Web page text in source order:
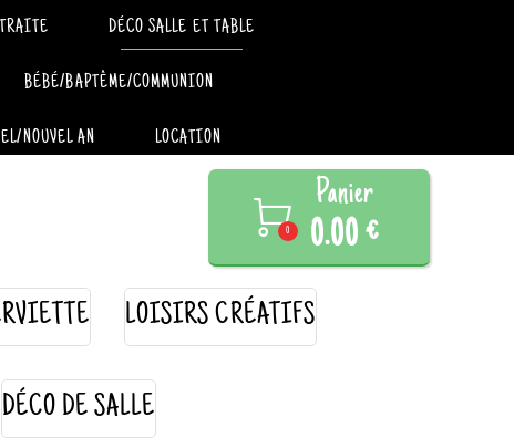
DÉCO SALLE ET TABLE
BÉBÉ/BAPTÊME/COMMUNION
NOUVEL AN LOCATION

0
Panier
0.00 €
LOISIRS CRÉATIFS
DÉCO DE SALLE